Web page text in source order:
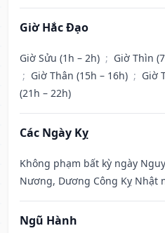
Giờ Hắc Đạo
Giờ Sửu (1h – 2h) ; Giờ Thìn
; Giờ Thân (15h – 16h) ; Giờ
(21h – 22h)
Các Ngày Kỵ
Không phạm bất kỳ ngày
Nương, Dương Công Kỵ Nhật
Ngũ Hành